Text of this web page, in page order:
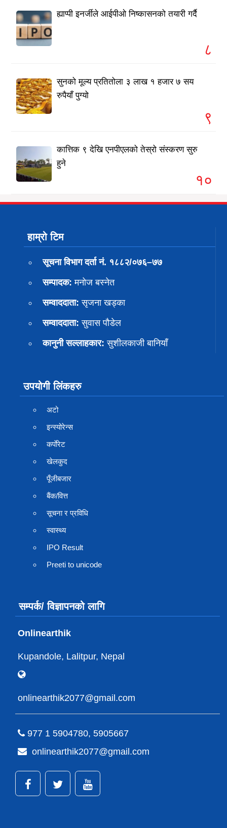
ह्याप्पी इनर्जीले आईपीओ निष्कासनको तयारी गर्दै
८
सुनको मूल्य प्रतितोला ३ लाख १ हजार ७ सय
रुपैयाँ पुग्यो
९
कात्तिक ९ देखि एनपीएलको तेस्रो संस्करण सुरु
हुने
१०
हाम्रो टिम
सूचना विभाग दर्ता नं. १८८२/०७६–७७
सम्पादक: मनोज बस्नेत
सम्वाददाता: सृजना खड्का
सम्वाददाता: सुवास पाैडेल
कानुनी सल्लाहकार: सुशीलकाजी बानियाँ
उपयोगी लिंकहरु
अटो
इन्स्योरेन्स
कर्पाेरेट
खेलकुद
पूँजीबजार
बैंक/वित्त
सूचना र प्रविधि
स्वास्थ्य
IPO Result
Preeti to unicode
सम्पर्क/ विज्ञापनको लागि
Onlinearthik
Kupandole, Lalitpur, Nepal
onlinearthik2077@gmail.com
977 1 5904780, 5905667
onlinearthik2077@gmail.com